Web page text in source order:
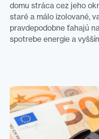
domu stráca cez jeho
staré a málo izolované,
pravdepodobne ťahajú
spotrebe energie a